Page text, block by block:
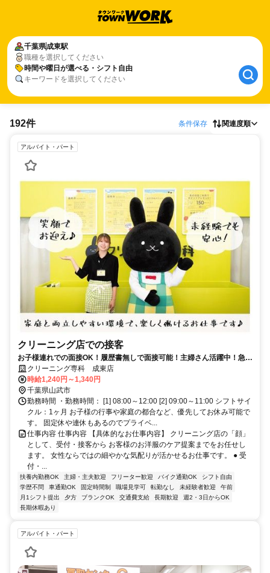
千葉県成東駅
職種を選択してください
時間や曜日が選べる・シフト自由
キーワードを選択してください
192件 条件保存 関連度順
アルバイト・パート
クリーニング店での接客
お子様連れでの面接OK！履歴書無しで面接可能！主婦さん活躍中！急な
体調不良もサポート体制万全！
クリーニング専科 成東店
時給1,240円～1,340円
千葉県山武市
勤務時間 ・勤務時間： [1] 08:00～12:00 [2] 09:00～11:00 シフトサイ
クル：1ヶ月 お子様の行事や家庭の都合など、優先してお休み可能で
す。 固定休や連休もあるのでプライベ...
仕事内容 仕事内容 【具体的なお仕事内容】 クリーニング店の「顔」
として、受付・接客から お客様のお洋服のケア提案までをお任せし
ます。 女性ならではの細やかな気配りが活かせるお仕事です。 ● 受
付・...
扶養内勤務OK 主婦・主夫歓迎 フリーター歓迎 バイク通勤OK
シフト自由
学歴不問
車通勤OK 固定時間制 職場見学可 転勤なし 未経験者歓迎
午前
月1シフト提出
夕方 ブランクOK 交通費支給 長期歓迎
週2・3日からOK
長期休暇あり
アルバイト・パート